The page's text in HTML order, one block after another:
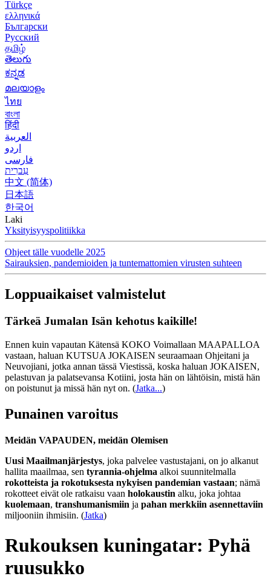
Türkçe
ελληνικά
Български
Русский
தமிழ்
తెలుగు
ಕನ್ನಡ
മലയാളം
ไทย
বাংলা
हिंदी
العربية
اردو
فارسی
עִברִית
中文 (简体)
日本語
한국어
Laki
Yksityisyyspolitiikka
Ohjeet tälle vuodelle 2025
Sairauksien, pandemioiden ja tuntemattomien virusten suhteen
Loppuaikaiset valmistelut
Tärkeä Jumalan Isän kehotus kaikille!
Ennen kuin vapautan Kätensä KOKO Voimallaan MAAPALLOA
vastaan, haluan KUTSUA JOKAISEN seuraamaan Ohjeitani ja
Neuvojiani, jotka annan tässä Viestissä, koska haluan JOKAISEN,
pelastuvan ja palatsevansa Kotiini, josta hän on lähtöisin, mistä hän
on poistunut ja missä hän nyt on. (Jatka...)
Punainen varoitus
Meidän VAPAUDEN, meidän Olemisen
Uusi Maailmanjärjestys, joka palvelee vastustajani, on jo alkanut
hallita maailmaa, sen tyrannia-ohjelma alkoi suunnitelmalla
rokotteista ja rokotuksesta nykyisen pandemian vastaan; nämä
rokotteet eivät ole ratkaisu vaan holokaustin alku, joka johtaa
kuolemaan, transhumanismiin ja pahan merkkiin asennettaviin
miljooniin ihmisiin. (Jatka)
Rukouksen kuningatar: Pyhä
ruusukko